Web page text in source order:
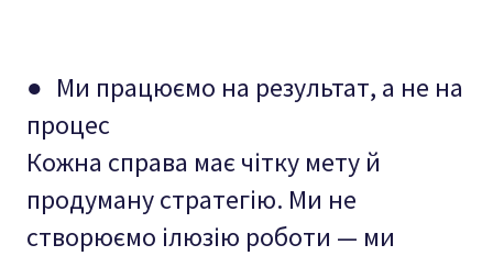
● Ми працюємо на результат, а не на
процес
Кожна справа має чітку мету й
продуману стратегію. Ми не
створюємо ілюзію роботи — ми